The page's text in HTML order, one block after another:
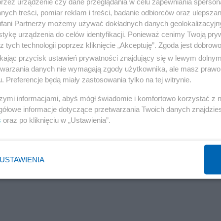
treści, pomiar reklam i treści, badanie odbiorców oraz
Partnerzy możemy używać dokładnych danych
urządzenia do celów identyfikacji. Ponieważ cenimy Twoją
tych technologii poprzez kliknięcie „Akceptuję”. Zgoda jest
przycisk ustawień prywatności znajdujący się w lewym
danych nie wymagają zgody użytkownika, ale masz
Preferencje będą miały zastosowania tylko na tej witrynie.
informacjami, abyś mógł świadomie i komfortowo korzystać z
informacje dotyczące przetwarzania Twoich danych
oraz po kliknięciu w „Ustawienia”.
USTAWIENIA